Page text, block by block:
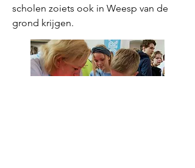
scholen zoiets ook in Weesp van de
grond krijgen.